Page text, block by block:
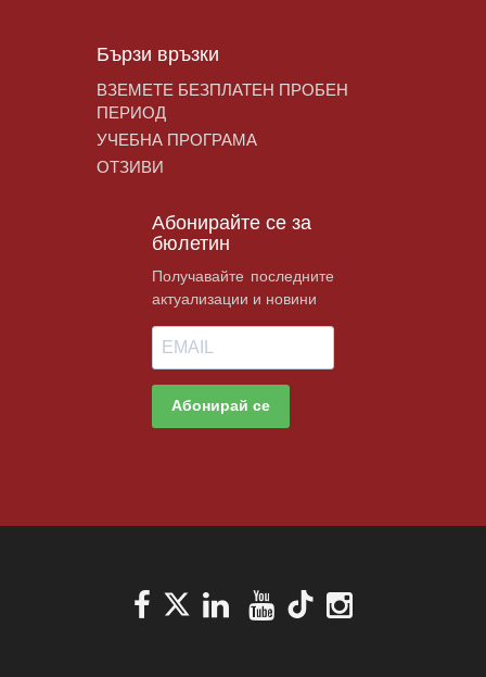
Бързи връзки
ВЗЕМЕТЕ БЕЗПЛАТЕН ПРОБЕН
ПЕРИОД
УЧЕБНА ПРОГРАМА
ОТЗИВИ
Абонирайте се за
бюлетин
Получавайте последните
актуализации и новини
Абонирай се